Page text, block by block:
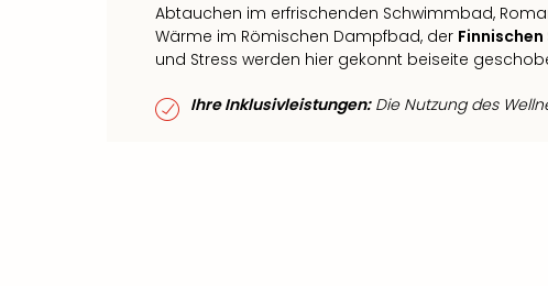
Abtauchen im erfrischenden Schwimmbad,
Wärme im Römischen Dampfbad, der Finnischen
und Stress werden hier gekonnt beiseite
Ihre Inklusivleistungen:Die Nutzung des